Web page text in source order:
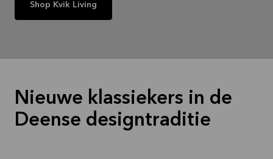
Shop Kvik Living
Nieuwe klassiekers in de
Deense designtraditie